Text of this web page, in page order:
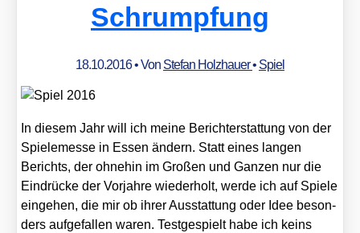
Schrumpfung
18.10.2016• Von Stefan Holzhauer• Spiel
In die­sem Jahr will ich mei­ne Bericht­erstat­tung von der
Spie­le­mes­se in Essen ändern. Statt eines lan­gen
Berichts, der ohne­hin im Gro­ßen und Gan­zen nur die
Ein­drü­cke der Vor­jah­re wie­der­holt, wer­de ich auf Spie­le
ein­ge­hen, die mir ob ihrer Aus­stat­tung oder Idee beson­
ders auf­ge­fal­len waren. Test­ge­spielt habe ich keins